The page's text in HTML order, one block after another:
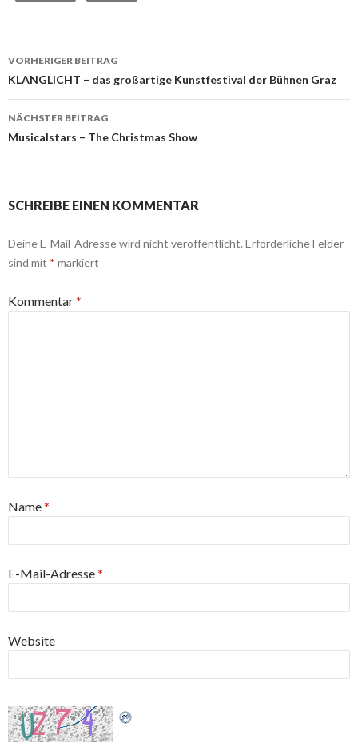
Beitrags-
Navigation
VORHERIGER BEITRAG
KLANGLICHT – das großartige Kunstfestival der Bühnen Graz
NÄCHSTER BEITRAG
Musicalstars – The Christmas Show
SCHREIBE EINEN KOMMENTAR
Deine E-Mail-Adresse wird nicht veröffentlicht. Erforderliche Felder
sind mit * markiert
Kommentar*
Name*
E-Mail-Adresse*
Website